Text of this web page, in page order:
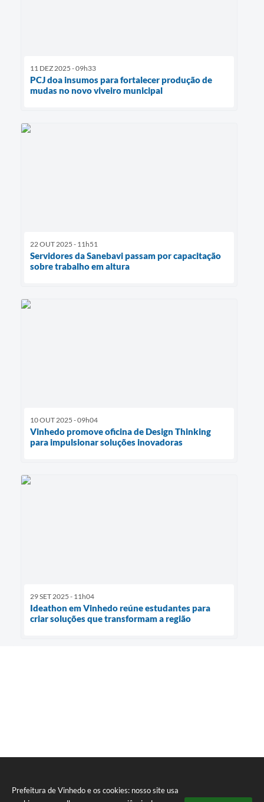
Prefeitura de Vinhedo e os cookies: nosso site usa
11 DEZ 2025 - 09h33
PCJ doa insumos para fortalecer produção de
mudas no novo viveiro municipal
22 OUT 2025 - 11h51
Servidores da Sanebavi passam por capacitação
sobre trabalho em altura
10 OUT 2025 - 09h04
Vinhedo promove oficina de Design Thinking
para impulsionar soluções inovadoras
29 SET 2025 - 11h04
Ideathon em Vinhedo reúne estudantes para
criar soluções que transformam a região